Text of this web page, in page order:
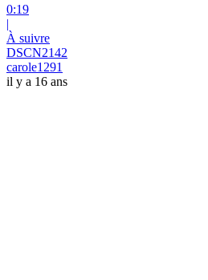
0:19
|
À suivre
DSCN2142
carole1291
il y a 16 ans